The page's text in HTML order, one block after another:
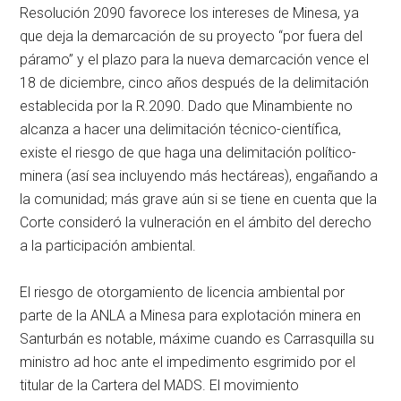
Resolución 2090 favorece los intereses de Minesa, ya
que deja la demarcación de su proyecto “por fuera del
páramo” y el plazo para la nueva demarcación vence el
18 de diciembre, cinco años después de la delimitación
establecida por la R.2090. Dado que Minambiente no
alcanza a hacer una delimitación técnico-científica,
existe el riesgo de que haga una delimitación político-
minera (así sea incluyendo más hectáreas), engañando a
la comunidad; más grave aún si se tiene en cuenta que la
Corte consideró la vulneración en el ámbito del derecho
a la participación ambiental.
El riesgo de otorgamiento de licencia ambiental por
parte de la ANLA a Minesa para explotación minera en
Santurbán es notable, máxime cuando es Carrasquilla su
ministro ad hoc ante el impedimento esgrimido por el
titular de la Cartera del MADS. El movimiento